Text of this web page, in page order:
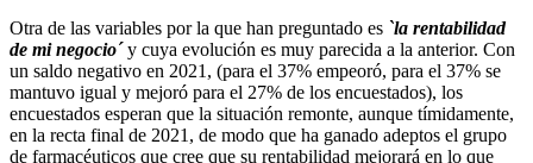
Otra de las variables por la que han preguntado es `la rentabilidad
de mi negocio´y cuya evolución es muy parecida a la anterior. Con
un saldo negativo en 2021, (para el 37% empeoró, para el 37% se
mantuvo igual y mejoró para el 27% de los encuestados), los
encuestados esperan que la situación remonte, aunque tímidamente,
en la recta final de 2021, de modo que ha ganado adeptos el grupo
de farmacéuticos que cree que su rentabilidad mejorará en lo que